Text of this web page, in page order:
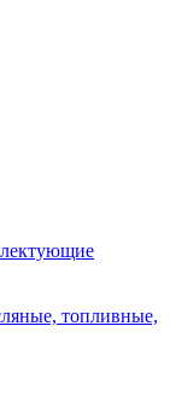
топливные,